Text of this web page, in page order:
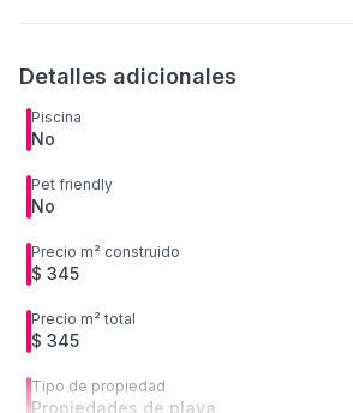
Detalles adicionales
Piscina
No
Pet friendly
No
Precio m² construido
$ 345
Precio m² total
$ 345
Tipo de propiedad
Propiedades de playa